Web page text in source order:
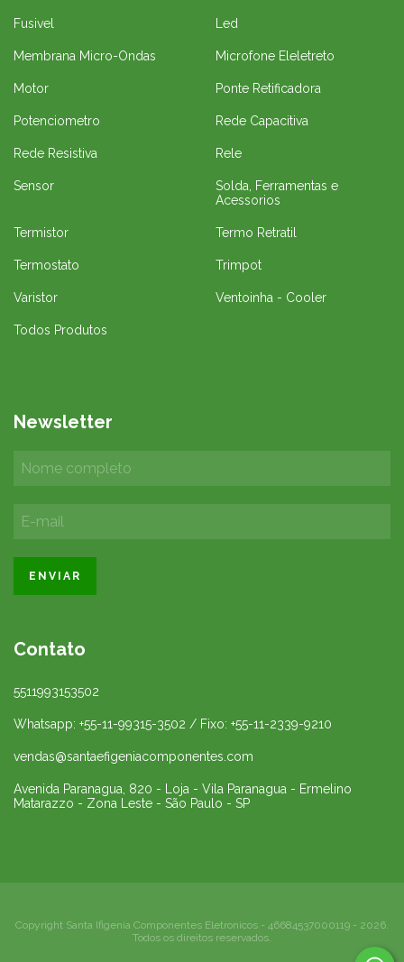
Fusivel Led
Membrana Micro-Ondas Microfone Eleletreto
Motor Ponte Retificadora
Potenciometro Rede Capacitiva
Rede Resistiva Rele
Sensor
Solda, Ferramentas e
Acessorios
Termistor Termo Retratil
Termostato Trimpot
Varistor Ventoinha - Cooler
Todos Produtos
Newsletter
Contato
5511993153502
Whatsapp: +55-11-99315-3502 / Fixo: +55-11-2339-9210
vendas@santaefigeniacomponentes.com
Avenida Paranagua, 820 - Loja - Vila Paranagua - Ermelino
Matarazzo - Zona Leste - São Paulo - SP
Copyright Santa Ifigenia Componentes Eletronicos - 46684537000119 - 2026.
Todos os direitos reservados.